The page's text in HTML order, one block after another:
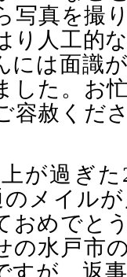
写真を撮
り人工的
には面識
した。お
容赦くだ
が過ぎた
メイル
おめでと
の水戸市
すが、返